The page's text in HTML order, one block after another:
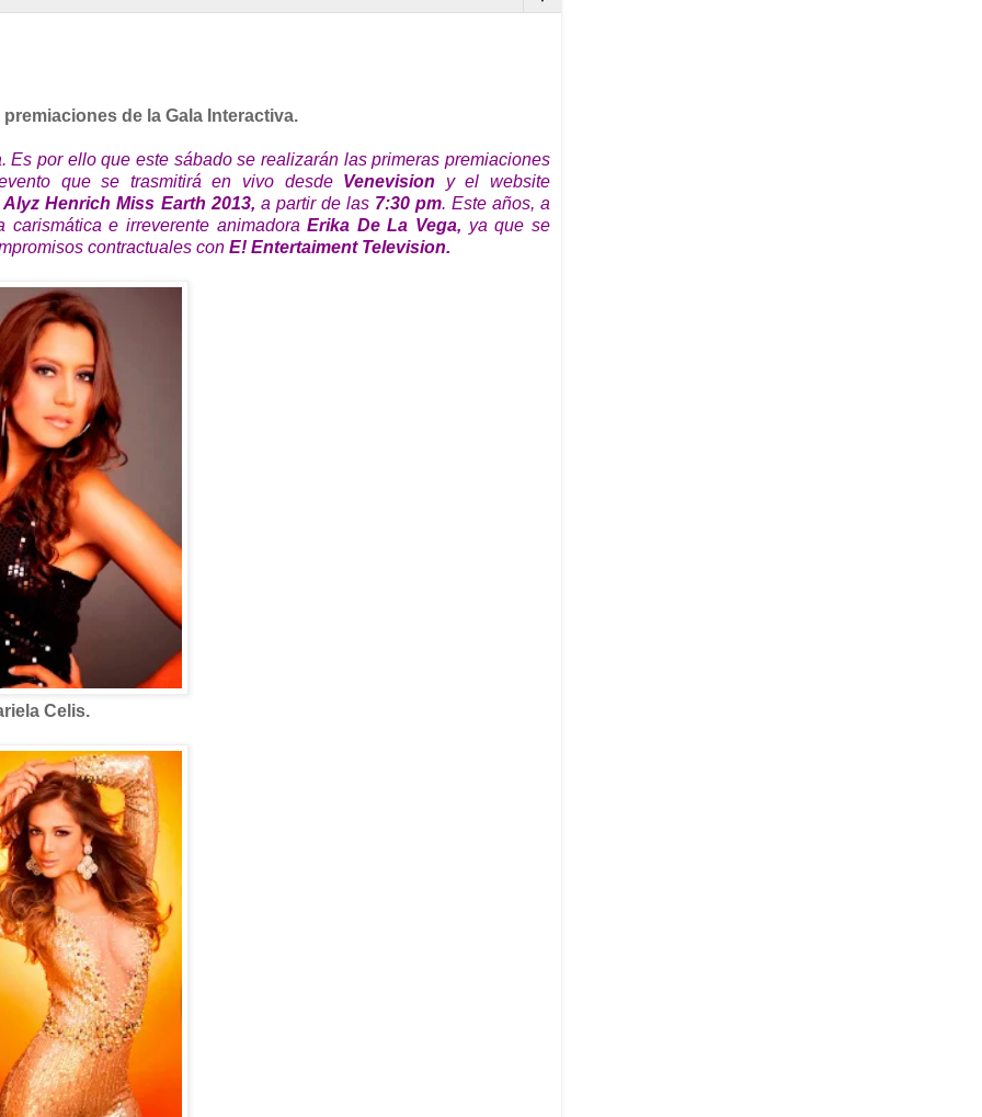
de la Gala Interactiva.
por ello que este sábado se realizarán las primeras premiaciones
que se trasmitirá en vivo desde Venevision y el website
Henrich Miss Earth 2013, a partir de las 7:30 pm. Este años, a
carismática e irreverente animadoraErika De La Vega, ya que se
contractuales con E! Entertaiment Television.
Celis.